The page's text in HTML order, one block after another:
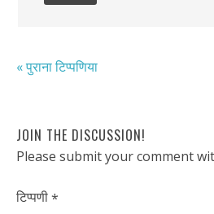
« पुराना टिप्पणिया
JOIN THE DISCUSSION!
Please submit your comment
टिप्पणी*